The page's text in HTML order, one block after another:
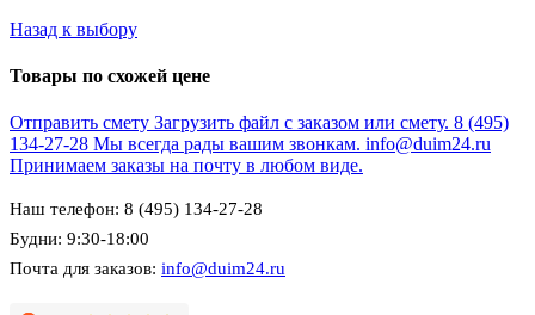
Назад к выбору
Товары по схожей цене
Отправить смету Загрузить файл с заказом или смету. 8 (495)
134-27-28 Мы всегда рады вашим звонкам. info@duim24.ru
Принимаем заказы на почту в любом виде.
Наш телефон: 8 (495) 134-27-28
Будни: 9:30-18:00
Почта для заказов: info@duim24.ru